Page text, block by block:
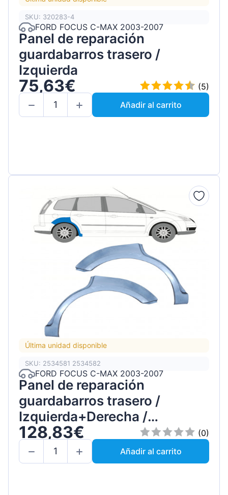
SKU: 320283-4
FORD FOCUS C-MAX 2003-2007
Panel de reparación
guardabarros trasero /
Izquierda
75,63€
(5)
Añadir al carrito
Última unidad disponible
SKU: 2534581 2534582
FORD FOCUS C-MAX 2003-2007
Panel de reparación
guardabarros trasero /
Izquierda+Derecha /
Conjunto
128,83€
(0)
Añadir al carrito